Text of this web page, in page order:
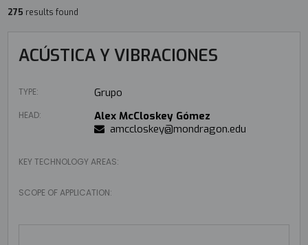
275 results found
ACÚSTICA Y VIBRACIONES
TYPE: Grupo
HEAD:
Alex McCloskey Gómez
amccloskey@mondragon.edu
KEY TECHNOLOGY AREAS:
SCOPE OF APPLICATION: